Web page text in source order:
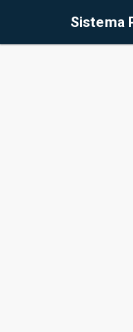
Sistema